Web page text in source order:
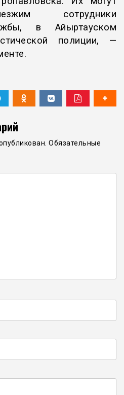
сотрудники
в Айыртауском
полиции, —
Обязательные